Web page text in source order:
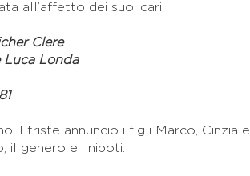
all’affetto dei suoi cari
Clere
Luca Londa
il triste annuncio i figli Marco, Cinzia e
il genero e i nipoti.